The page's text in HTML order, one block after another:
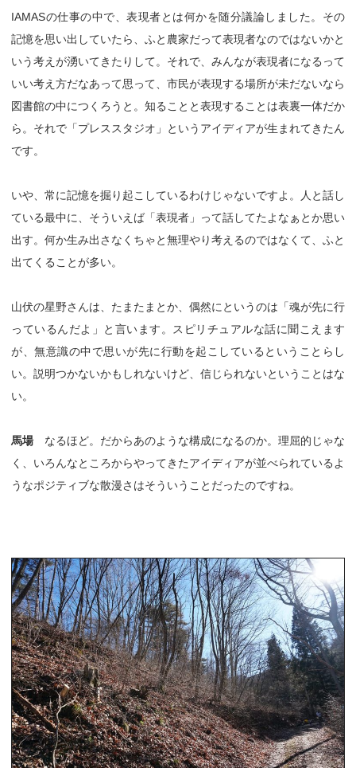
IAMASの仕事の中で、表現者とは何かを随分議論しました。その
記憶を思い出していたら、ふと農家だって表現者なのではないかと
いう考えが湧いてきたりして。それで、みんなが表現者になるって
いい考え方だなあって思って、市民が表現する場所が未だないなら
図書館の中につくろうと。知ることと表現することは表裏一体だか
ら。それで「プレススタジオ」というアイディアが生まれてきたん
です。
いや、常に記憶を掘り起こしているわけじゃないですよ。人と話し
ている最中に、そういえば「表現者」って話してたよなぁとか思い
出す。何か生み出さなくちゃと無理やり考えるのではなくて、ふと
出てくることが多い。
山伏の星野さんは、たまたまとか、偶然にというのは「魂が先に行
っているんだよ」と言います。スピリチュアルな話に聞こえます
が、無意識の中で思いが先に行動を起こしているということらし
い。説明つかないかもしれないけど、信じられないということはな
い。
馬場なるほど。だからあのような構成になるのか。理屈的じゃな
く、いろんなところからやってきたアイディアが並べられているよ
うなポジティブな散漫さはそういうことだったのですね。